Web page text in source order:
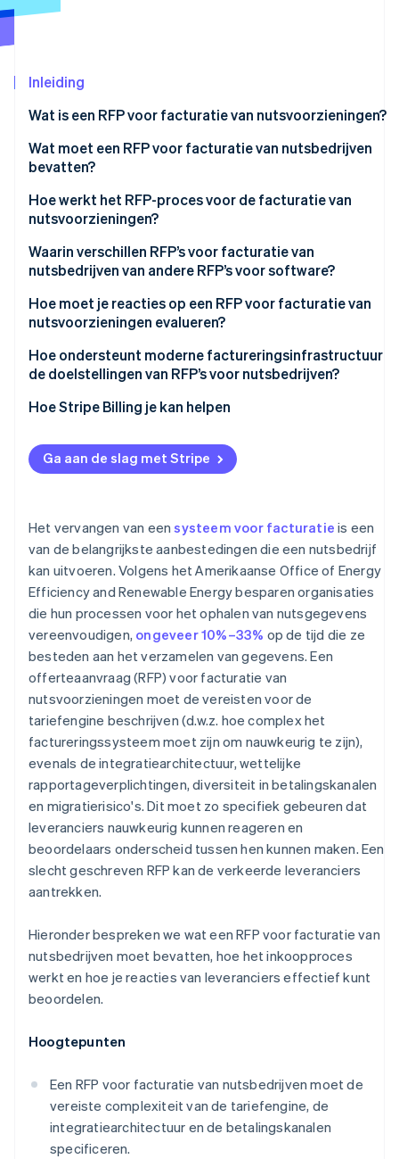
Oprichting van een start-up
Identity
Stripe Sessions 2026
Ontdek hoe Stripe de economische
Inleiding
Wat is een RFP voor facturatie van nutsvoorzieningen?
Wat moet een RFP voor facturatie van nutsbedrijven
bevatten?
Context en reikwijdte
Benodigde diensten
Vereisten voor technologie-integratie
Implementatie, migratie en ondersteuning
Beveiliging en compliance
Prijsstructuur
Hoe werkt het RFP-proces voor de facturatie van
nutsvoorzieningen?
Waarin verschillen RFP’s voor facturatie van
nutsbedrijven van andere RFP’s voor software?
Complexiteit van tarieven
Wettelijke rapportage
Bescherming van kwetsbare klanten
Hoe moet je reacties op een RFP voor facturatie van
nutsvoorzieningen evalueren?
Hoe ondersteunt moderne factureringsinfrastructuur
de doelstellingen van RFP’s voor nutsbedrijven?
Hoe Stripe Billing je kan helpen
Ga aan de slag met Stripe
Het vervangen van eensysteem voor facturatie is een
van de belangrijkste aanbestedingen die een nutsbedrijf
kan uitvoeren. Volgens het Amerikaanse Office of Energy
Efficiency and Renewable Energy besparen organisaties
die hun processen voor het ophalen van nutsgegevens
vereenvoudigen, ongeveer 10%–33% op de tijd die ze
besteden aan het verzamelen van gegevens. Een
offerteaanvraag (RFP) voor facturatie van
nutsvoorzieningen moet de vereisten voor de
tariefengine beschrijven (d.w.z. hoe complex het
factureringssysteem moet zijn om nauwkeurig te zijn),
evenals de integratiearchitectuur, wettelijke
rapportageverplichtingen, diversiteit in betalingskanalen
en migratierisico's. Dit moet zo specifiek gebeuren dat
leveranciers nauwkeurig kunnen reageren en
beoordelaars onderscheid tussen hen kunnen maken. Een
slecht geschreven RFP kan de verkeerde leveranciers
aantrekken.
Hieronder bespreken we wat een RFP voor facturatie van
nutsbedrijven moet bevatten, hoe het inkoopproces
werkt en hoe je reacties van leveranciers effectief kunt
beoordelen.
Hoogtepunten
Een RFP voor facturatie van nutsbedrijven moet de
vereiste complexiteit van de tariefengine, de
integratiearchitectuur en de betalingskanalen
specificeren.